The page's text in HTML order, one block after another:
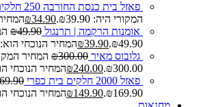
פאזל בית כנסת החורבה 250 חלקים
המקורי היה: ₪39.90.
₪34.90
המחיר
אומנות הרקמה | תרנגול
₪49.90
₪49.90.
₪39.90
המחיר הנוכחי הוא: ₪39.90.
גלובוס מאיר
₪300.00
המחיר
₪300.00.
₪240.00
המחיר הנוכחי הוא:
פאזל 2000 חלקים בית כפרי
₪169.90.
₪149.90
המחיר הנוכחי הוא: